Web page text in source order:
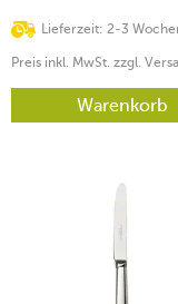
Lieferzeit: 2-3
Preis inkl. MwSt. zzgl.
Warenkorb